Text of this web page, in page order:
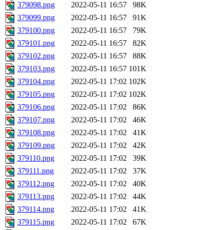
379098.png
2022-05-11 16:57
98K
379099.png
2022-05-11 16:57
91K
379100.png
2022-05-11 16:57
79K
379101.png
2022-05-11 16:57
82K
379102.png
2022-05-11 16:57
88K
379103.png
2022-05-11 16:57 101K
379104.png
2022-05-11 17:02 102K
379105.png
2022-05-11 17:02 102K
379106.png
2022-05-11 17:02
86K
379107.png
2022-05-11 17:02
46K
379108.png
2022-05-11 17:02
41K
379109.png
2022-05-11 17:02
42K
379110.png
2022-05-11 17:02
39K
379111.png
2022-05-11 17:02
37K
379112.png
2022-05-11 17:02
40K
379113.png
2022-05-11 17:02
44K
379114.png
2022-05-11 17:02
41K
379115.png
2022-05-11 17:02
67K